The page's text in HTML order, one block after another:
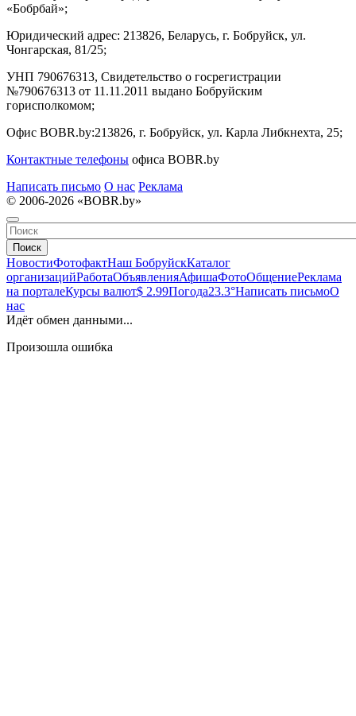
«Бобрбай»;
Юридический адрес: 213826, Беларусь, г. Бобруйск, ул.
Чонгарская, 81/25;
УНП 790676313, Свидетельство о госрегистрации
№790676313 от 11.11.2011 выдано Бобруйским
горисполкомом;
Офис BOBR.by:213826, г. Бобруйск, ул. Карла Либкнехта, 25;
Контактные телефоны офиса BOBR.by
Написать письмо О нас Реклама
© 2006-2026 «BOBR.by»
Поиск
НовостиФотофактНаш БобруйскКаталог
организацийРаботаОбъявленияАфишаФотоОбщениеРеклама
на порталеКурсы валют$ 2.99Погода23.3°Написать письмоО
нас
Идёт обмен данными...
Произошла ошибка